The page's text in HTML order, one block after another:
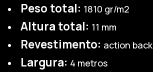
Peso total: 1810 gr/m2
Altura total: 11 mm
Revestimento: action back
Largura: 4 metros